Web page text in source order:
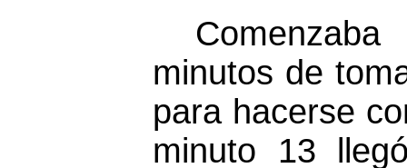
minutos de
para hacerse
minuto 13